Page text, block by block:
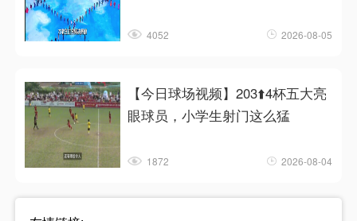
4052 2026-08-05
【今日球场视频】203⬆️4杯五大亮
眼球员，小学生射门这么猛
1872 2026-08-04